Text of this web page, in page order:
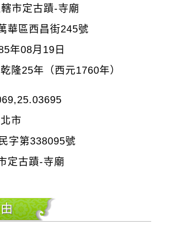
市定古蹟-寺廟
華區西昌街245號
年08月19日
隆25年（西元1760年）
市
字第338095號
定古蹟-寺廟